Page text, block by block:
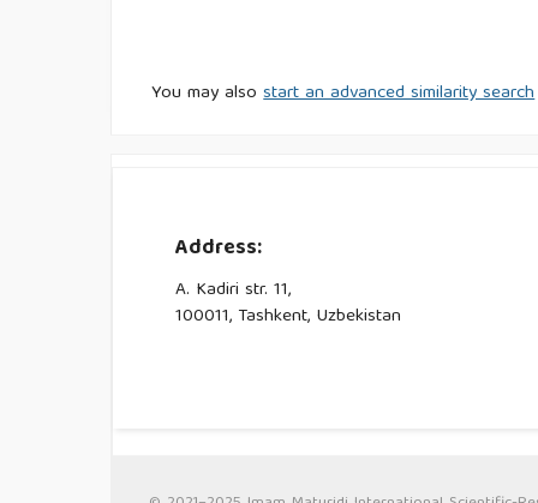
You may alsostart an advanced similarity search
Address:
A. Kadiri str. 11,
100011, Tashkent, Uzbekistan